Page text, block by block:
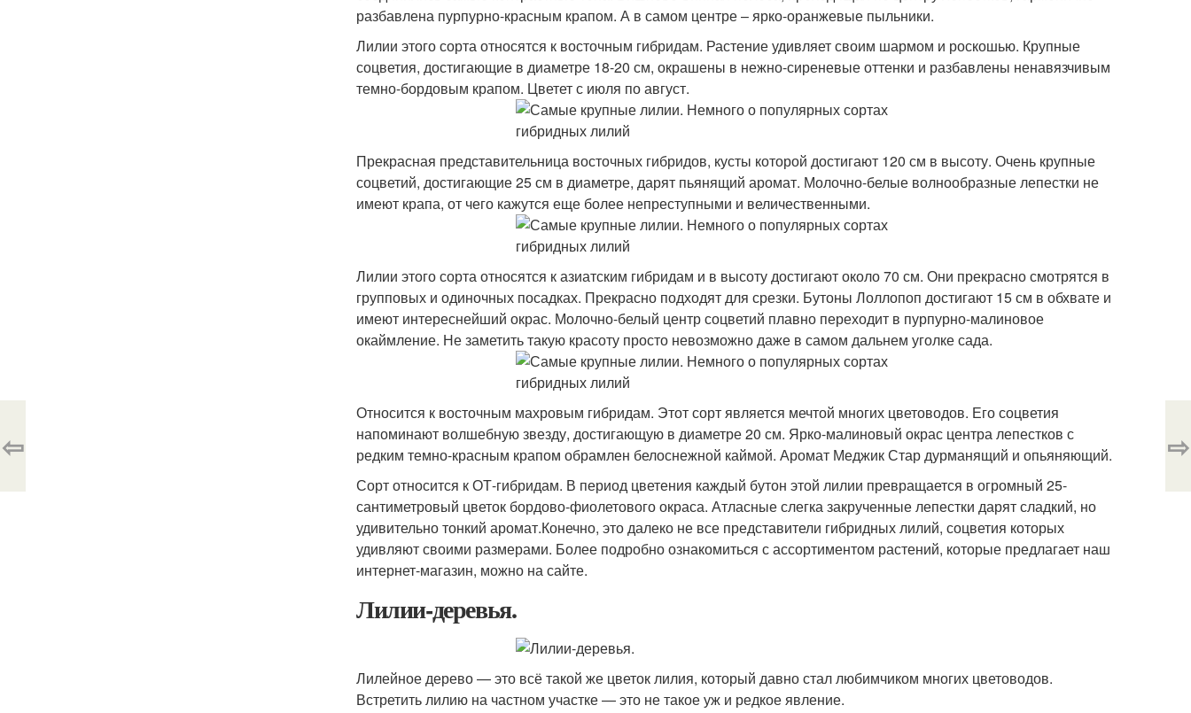
разбавлена пурпурно-красным крапом. А в самом центре – ярко-оранжевые пыльники.
Лилии этого сорта относятся к восточным гибридам. Растение удивляет своим шармом и роскошью. Крупные
соцветия, достигающие в диаметре 18-20 см, окрашены в нежно-сиреневые оттенки и разбавлены ненавязчивым
темно-бордовым крапом. Цветет с июля по август.
Прекрасная представительница восточных гибридов, кусты которой достигают 120 см в высоту. Очень крупные
соцветий, достигающие 25 см в диаметре, дарят пьянящий аромат. Молочно-белые волнообразные лепестки не
имеют крапа, от чего кажутся еще более непреступными и величественными.
Лилии этого сорта относятся к азиатским гибридам и в высоту достигают около 70 см. Они прекрасно смотрятся в
групповых и одиночных посадках. Прекрасно подходят для срезки. Бутоны Лоллопоп достигают 15 см в обхвате и
имеют интереснейший окрас. Молочно-белый центр соцветий плавно переходит в пурпурно-малиновое
окаймление. Не заметить такую красоту просто невозможно даже в самом дальнем уголке сада.
Относится к восточным махровым гибридам. Этот сорт является мечтой многих цветоводов. Его соцветия
напоминают волшебную звезду, достигающую в диаметре 20 см. Ярко-малиновый окрас центра лепестков с
редким темно-красным крапом обрамлен белоснежной каймой. Аромат Меджик Стар дурманящий и опьяняющий.
Сорт относится к ОТ-гибридам. В период цветения каждый бутон этой лилии превращается в огромный 25-
сантиметровый цветок бордово-фиолетового окраса. Атласные слегка закрученные лепестки дарят сладкий, но
удивительно тонкий аромат.Конечно, это далеко не все представители гибридных лилий, соцветия которых
удивляют своими размерами. Более подробно ознакомиться с ассортиментом растений, которые предлагает наш
интернет-магазин, можно на сайте.
Лилии-деревья.
Лилейное дерево — это всё такой же цветок лилия, который давно стал любимчиком многих цветоводов.
Встретить лилию на частном участке — это не такое уж и редкое явление.
⇦ ⇨